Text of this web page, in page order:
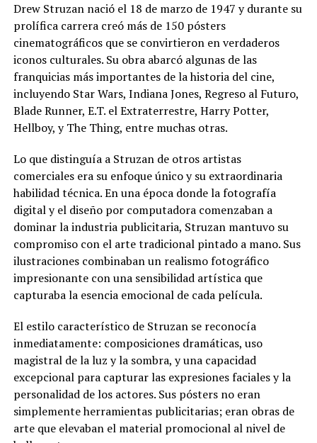
Drew Struzan nació el 18 de marzo de 1947 y durante su
prolífica carrera creó más de 150 pósters
cinematográficos que se convirtieron en verdaderos
iconos culturales. Su obra abarcó algunas de las
franquicias más importantes de la historia del cine,
incluyendo Star Wars, Indiana Jones, Regreso al Futuro,
Blade Runner, E.T. el Extraterrestre, Harry Potter,
Hellboy, y The Thing, entre muchas otras.
Lo que distinguía a Struzan de otros artistas
comerciales era su enfoque único y su extraordinaria
habilidad técnica. En una época donde la fotografía
digital y el diseño por computadora comenzaban a
dominar la industria publicitaria, Struzan mantuvo su
compromiso con el arte tradicional pintado a mano. Sus
ilustraciones combinaban un realismo fotográfico
impresionante con una sensibilidad artística que
capturaba la esencia emocional de cada película.
El estilo característico de Struzan se reconocía
inmediatamente: composiciones dramáticas, uso
magistral de la luz y la sombra, y una capacidad
excepcional para capturar las expresiones faciales y la
personalidad de los actores. Sus pósters no eran
simplemente herramientas publicitarias; eran obras de
arte que elevaban el material promocional al nivel de